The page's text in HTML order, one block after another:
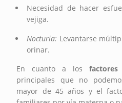
Necesidad de hacer
vejiga.
Nocturia: Levantarse
orinar.
En cuanto a los
principales que no
mayor de 45 años y el